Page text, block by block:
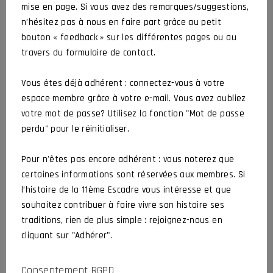
DERNIÈRES ACTUALITÉS
CROCHARD Jean-Luc
26 juillet 2026
Actualités Article
2 juillet 2026
Actualités Organisé par l’amicale
AG 2026 de l’Amicale
mise en page. Si vous avez des remarques/suggestions,
n’hésitez pas à nous en faire part grâce au petit
bouton « feedback » sur les différentes pages ou au
travers du formulaire de contact.
Vous êtes déjà adhérent : connectez-vous à votre
espace membre grâce à votre e-mail. Vous avez oubliez
votre mot de passe? Utilisez la fonction "Mot de passe
perdu" pour le réinitialiser.
Pour n'êtes pas encore adhérent : vous noterez que
certaines informations sont réservées aux membres. Si
l’histoire de la 11ème Escadre vous intéresse et que
souhaitez contribuer à faire vivre son histoire ses
traditions, rien de plus simple : rejoignez-nous en
cliquant sur "Adhérer".